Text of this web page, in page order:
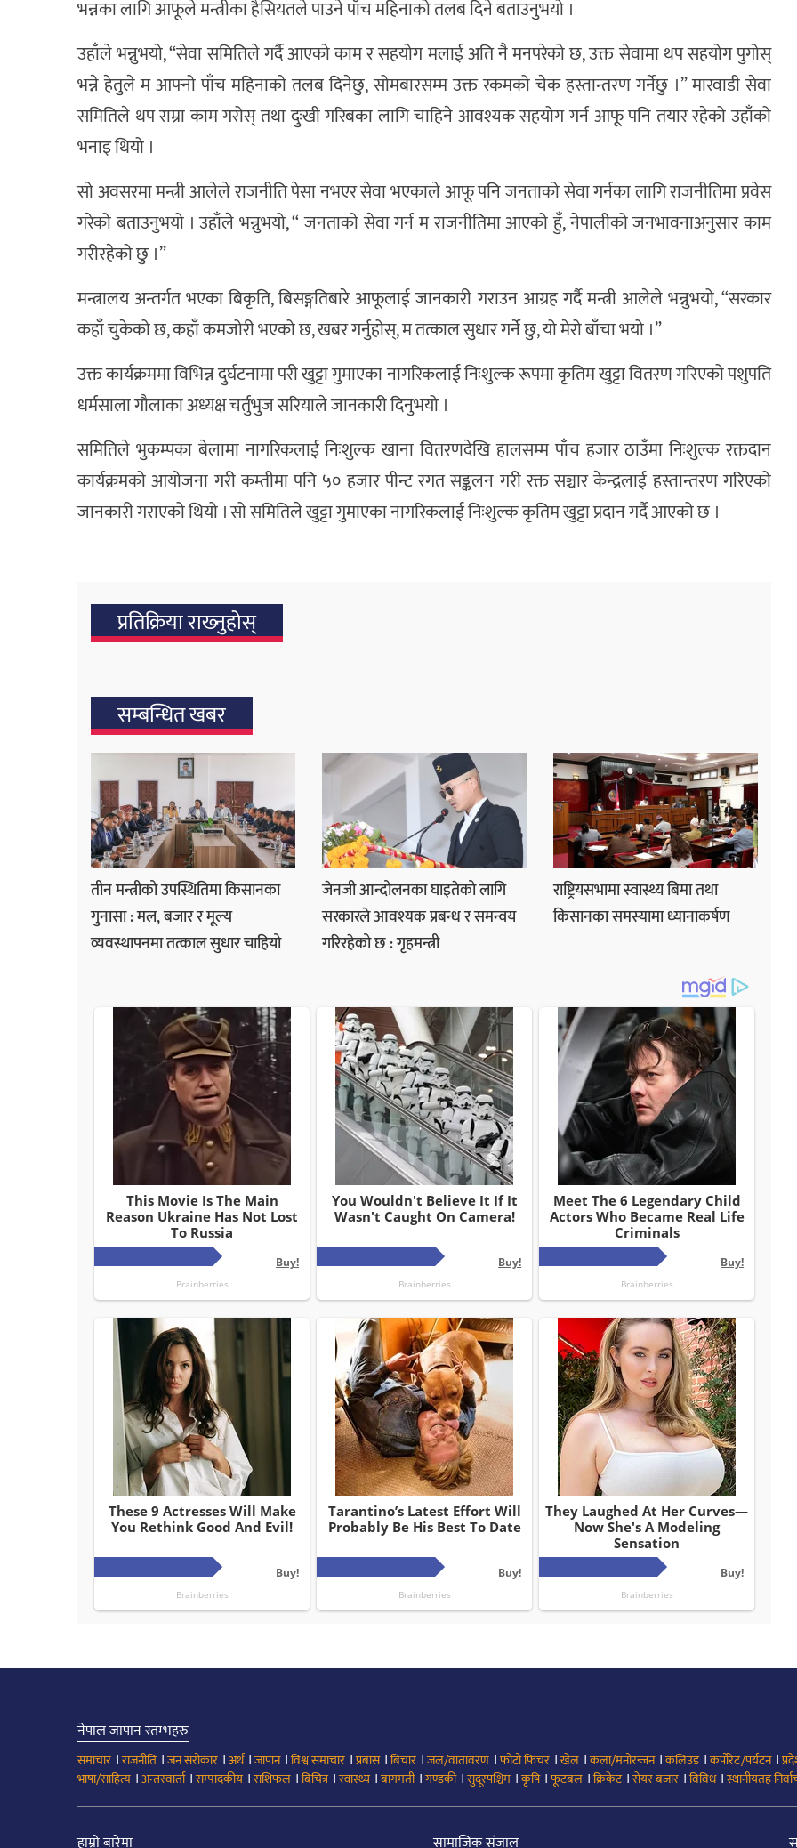
भन्नका लागि आफूले मन्त्रीका हैसियतले पाउने पाँच महिनाको तलब दिने बताउनुभयो ।
उहाँले भन्नुभयो, “सेवा समितिले गर्दै आएको काम र सहयोग मलाई अति नै मनपरेको छ, उक्त सेवामा थप सहयोग पुगोस्
भन्ने हेतुले म आफ्नो पाँच महिनाको तलब दिनेछु, सोमबारसम्म उक्त रकमको चेक हस्तान्तरण गर्नेछु ।” मारवाडी सेवा
समितिले थप राम्रा काम गरोस् तथा दुःखी गरिबका लागि चाहिने आवश्यक सहयोग गर्न आफू पनि तयार रहेको उहाँको
भनाइ थियो ।
सो अवसरमा मन्त्री आलेले राजनीति पेसा नभएर सेवा भएकाले आफू पनि जनताको सेवा गर्नका लागि राजनीतिमा प्रवेस
गरेको बताउनुभयो । उहाँले भन्नुभयो, “ जनताको सेवा गर्न म राजनीतिमा आएको हुँ, नेपालीको जनभावनाअनुसार काम
गरीरहेको छु ।”
मन्त्रालय अन्तर्गत भएका बिकृति, बिसङ्गतिबारे आफूलाई जानकारी गराउन आग्रह गर्दै मन्त्री आलेले भन्नुभयो, “सरकार
कहाँ चुकेको छ, कहाँ कमजोरी भएको छ, खबर गर्नुहोस्, म तत्काल सुधार गर्ने छु, यो मेरो बाँचा भयो ।”
उक्त कार्यक्रममा विभिन्न दुर्घटनामा परी खुट्टा गुमाएका नागरिकलाई निःशुल्क रूपमा कृतिम खुट्टा वितरण गरिएको पशुपति
धर्मसाला गौलाका अध्यक्ष चर्तुभुज सरियाले जानकारी दिनुभयो ।
समितिले भुकम्पका बेलामा नागरिकलाई निःशुल्क खाना वितरणदेखि हालसम्म पाँच हजार ठाउँमा निःशुल्क रक्तदान
कार्यक्रमको आयोजना गरी कम्तीमा पनि ५० हजार पीन्ट रगत सङ्कलन गरी रक्त सञ्चार केन्द्रलाई हस्तान्तरण गरिएको
जानकारी गराएको थियो । सो समितिले खुट्टा गुमाएका नागरिकलाई निःशुल्क कृतिम खुट्टा प्रदान गर्दै आएको छ ।
प्रतिक्रिया राख्‍नुहोस्
सम्बन्धित खबर
तीन मन्त्रीको उपस्थितिमा किसानका
गुनासा : मल, बजार र मूल्य
व्यवस्थापनमा तत्काल सुधार चाहियो
जेनजी आन्दोलनका घाइतेको लागि
सरकारले आवश्यक प्रबन्ध र समन्वय
गरिरहेको छ : गृहमन्त्री
राष्ट्रियसभामा स्वास्थ्य बिमा तथा
किसानका समस्यामा ध्यानाकर्षण
नेपाल जापान स्तम्भहरु
समाचार ।राजनीति ।जन सरोकार ।अर्थ।जापान।विश्व समाचार ।प्रबास।बिचार ।जल/वातावरण ।फोटो फिचर ।खेल ।कला/मनोरन्जन।कलिउड।कर्पोरेट/पर्यटन।
भाषा/साहित्य ।अन्तरवार्ता।सम्पादकीय ।राशिफल ।बिचित्र।स्वास्थ्य ।बागमती।गण्डकी।सुदूरपश्चिम ।कृषि।फूटबल ।क्रिकेट।सेयर बजार ।विविध।स्थानीयतह